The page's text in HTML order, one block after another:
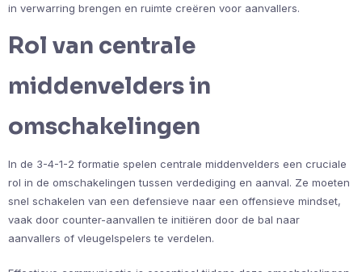
in verwarring brengen en ruimte creëren voor aanvallers.
Rol van centrale
middenvelders in
omschakelingen
In de 3-4-1-2 formatie spelen centrale middenvelders een cruciale
rol in de omschakelingen tussen verdediging en aanval. Ze moeten
snel schakelen van een defensieve naar een offensieve mindset,
vaak door counter-aanvallen te initiëren door de bal naar
aanvallers of vleugelspelers te verdelen.